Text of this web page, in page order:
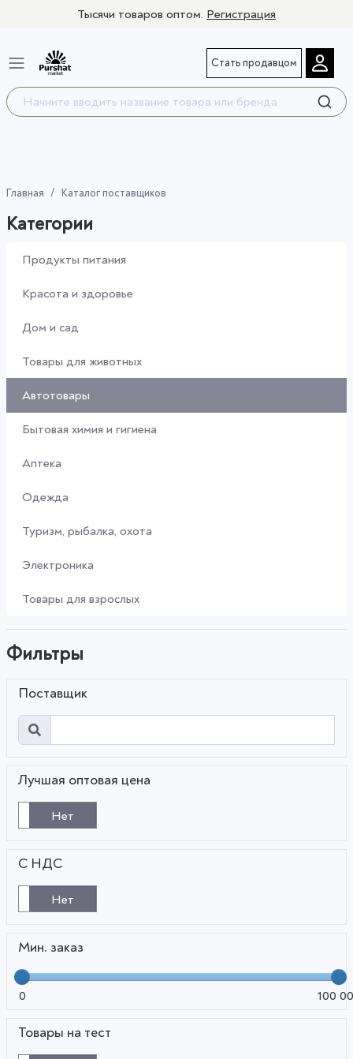
Тысячи товаров оптом. Регистрация
Стать продавцом
Главная Каталог поставщиков
Категории
Продукты питания
Красота и здоровье
Дом и сад
Товары для животных
Автотовары
Бытовая химия и гигиена
Аптека
Одежда
Туризм, рыбалка, охота
Электроника
Товары для взрослых
Фильтры
Поставщик
Лучшая оптовая цена
Нет
С НДС
Нет
Мин. заказ
0 100
Товары на тест